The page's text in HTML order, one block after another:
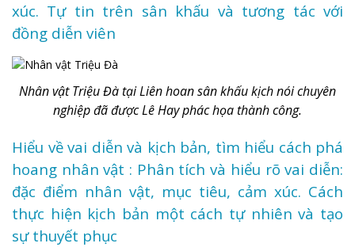
xúc. Tự tin trên sân khấu và tương tác với
đồng diễn viên
Nhân vật Triệu Đà tại Liên hoan sân khấu kịch nói chuyên
nghiệp đã được Lê Hay phác họa thành công.
Hiểu về vai diễn và kịch bản, tìm hiểu cách phá
hoang nhân vật : Phân tích và hiểu rõ vai diễn:
đặc điểm nhân vật, mục tiêu, cảm xúc. Cách
thực hiện kịch bản một cách tự nhiên và tạo
sự thuyết phục